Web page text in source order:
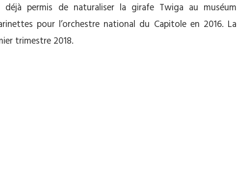
déjà permis de naturaliser la girafe Twiga au muséum
pour l’orchestre national du Capitole en 2016. La
trimestre 2018.